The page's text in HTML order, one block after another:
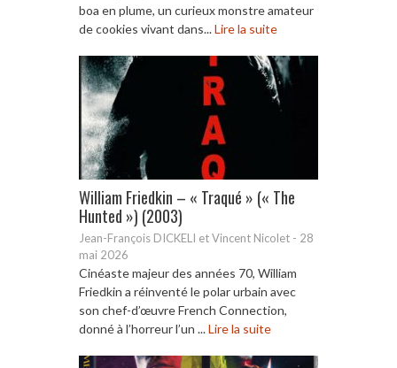
boa en plume, un curieux monstre amateur
de cookies vivant dans...Lire la suite
William Friedkin – « Traqué » (« The
Hunted ») (2003)
Jean-François DICKELI et Vincent Nicolet - 28
mai 2026
Cinéaste majeur des années 70, William
Friedkin a réinventé le polar urbain avec
son chef-d’œuvre French Connection,
donné à l’horreur l’un ...Lire la suite